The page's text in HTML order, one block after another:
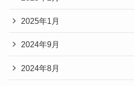
2025年1月
2024年9月
2024年8月